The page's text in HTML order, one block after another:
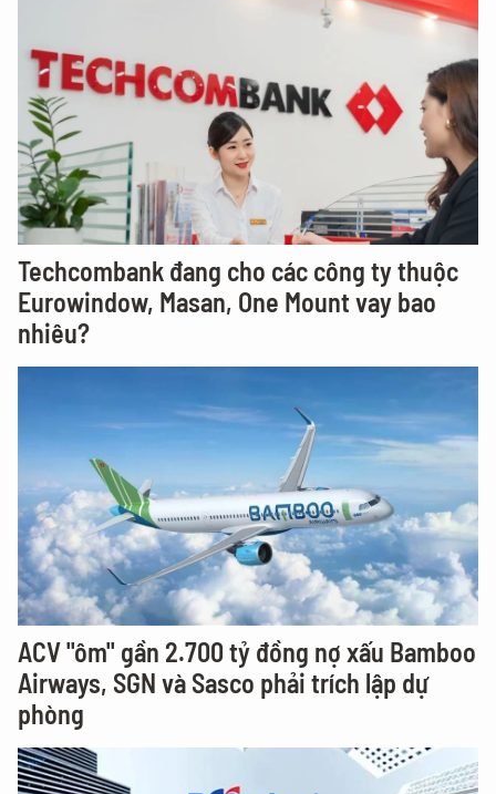
Techcombank đang cho các công ty thuộc
Eurowindow, Masan, One Mount vay bao
nhiêu?
ACV "ôm" gần 2.700 tỷ đồng nợ xấu Bamboo
Airways, SGN và Sasco phải trích lập dự
phòng